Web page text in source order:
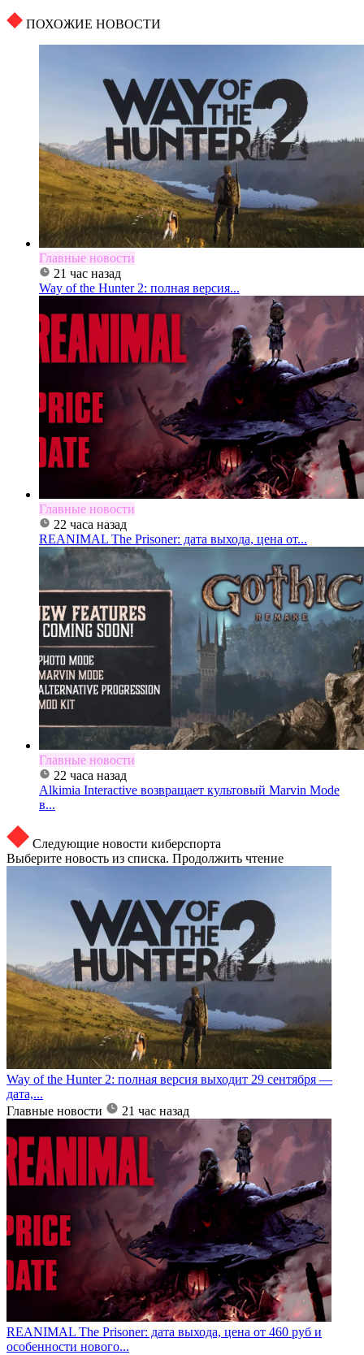
ПОХОЖИЕ НОВОСТИ
Главные новости
21 час назад
Way of the Hunter 2: полная версия...
Главные новости
22 часа назад
REANIMAL The Prisoner: дата выхода, цена от...
Главные новости
22 часа назад
Alkimia Interactive возвращает культовый Marvin Mode
в...
Следующие новости киберспорта
Выберите новость из списка. Продолжить чтение
Way of the Hunter 2: полная версия выходит 29 сентября —
дата,...
Главные новости
21 час назад
REANIMAL The Prisoner: дата выхода, цена от 460 руб и
особенности нового...